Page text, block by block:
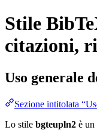
Stile
citazioni,
Uso generale
Sezione intitolata
Lo stile bgteupln2 è